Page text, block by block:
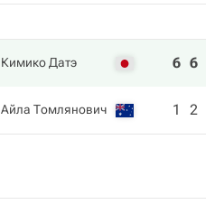
Кимико Датэ 6 6
Айла Томлянович 1 2